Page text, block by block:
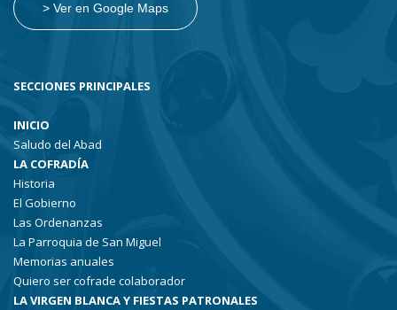
> Ver en Google Maps
SECCIONES PRINCIPALES
INICIO
Saludo del Abad
LA COFRADÍA
Historia
El Gobierno
Las Ordenanzas
La Parroquia de San Miguel
Memorias anuales
Quiero ser cofrade colaborador
LA VIRGEN BLANCA Y FIESTAS PATRONALES